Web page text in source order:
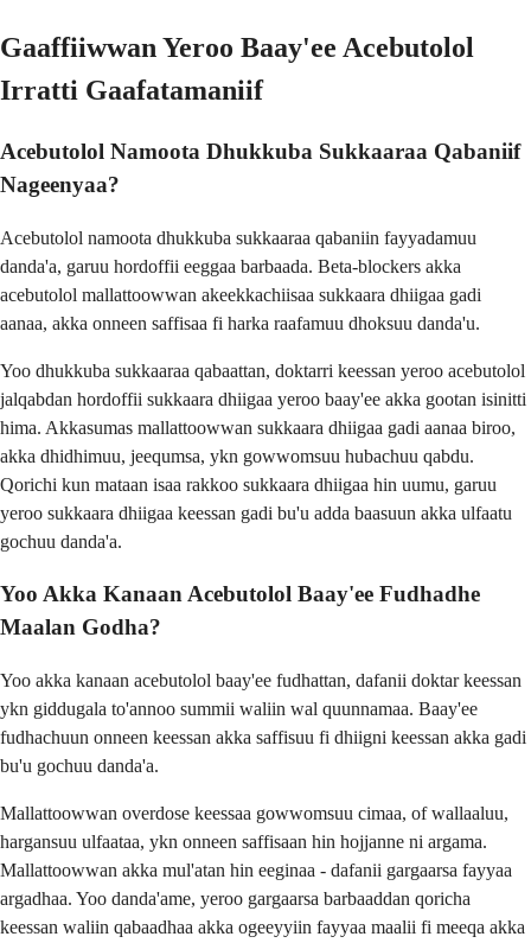
Gaaffiiwwan Yeroo Baay'ee Acebutolol
Irratti Gaafatamaniif
Acebutolol Namoota Dhukkuba Sukkaaraa Qabaniif
Nageenyaa?
Acebutolol namoota dhukkuba sukkaaraa qabaniin fayyadamuu
danda'a, garuu hordoffii eeggaa barbaada. Beta-blockers akka
acebutolol mallattoowwan akeekkachiisaa sukkaara dhiigaa gadi
aanaa, akka onneen saffisaa fi harka raafamuu dhoksuu danda'u.
Yoo dhukkuba sukkaaraa qabaattan, doktarri keessan yeroo acebutolol
jalqabdan hordoffii sukkaara dhiigaa yeroo baay'ee akka gootan isinitti
hima. Akkasumas mallattoowwan sukkaara dhiigaa gadi aanaa biroo,
akka dhidhimuu, jeequmsa, ykn gowwomsuu hubachuu qabdu.
Qorichi kun mataan isaa rakkoo sukkaara dhiigaa hin uumu, garuu
yeroo sukkaara dhiigaa keessan gadi bu'u adda baasuun akka ulfaatu
gochuu danda'a.
Yoo Akka Kanaan Acebutolol Baay'ee Fudhadhe
Maalan Godha?
Yoo akka kanaan acebutolol baay'ee fudhattan, dafanii doktar keessan
ykn giddugala to'annoo summii waliin wal quunnamaa. Baay'ee
fudhachuun onneen keessan akka saffisuu fi dhiigni keessan akka gadi
bu'u gochuu danda'a.
Mallattoowwan overdose keessaa gowwomsuu cimaa, of wallaaluu,
hargansuu ulfaataa, ykn onneen saffisaan hin hojjanne ni argama.
Mallattoowwan akka mul'atan hin eeginaa - dafanii gargaarsa fayyaa
argadhaa. Yoo danda'ame, yeroo gargaarsa barbaaddan qoricha
keessan waliin qabaadhaa akka ogeeyyiin fayyaa maalii fi meeqa akka